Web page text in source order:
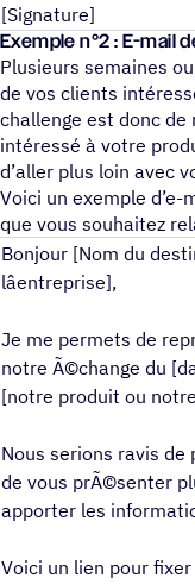
[Signature]
Exemple n°2 : E-mail
Plusieurs semaines
de vos clients
challenge est donc de
intéressé à votre
d’aller plus loin avec
Voici un exemple
que vous souhaitez
Bonjour [Nom du
lâentreprise],
Je me permets de
notre Ã©change du
[notre produit ou
Nous serions ravis
de vous prÃ©senter
apporter les
Voici un lien pour